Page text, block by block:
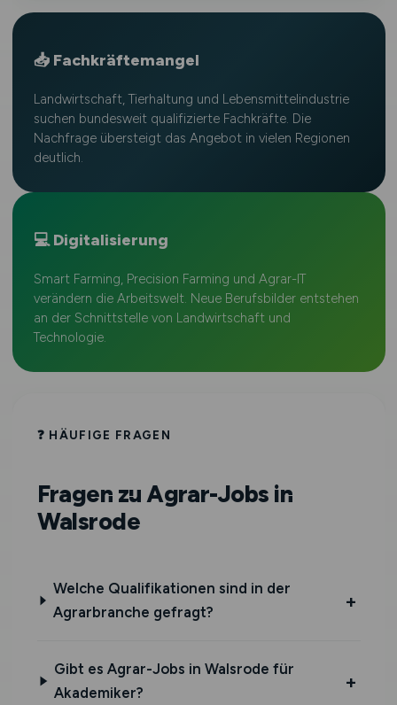
📥 Fachkräftemangel
Landwirtschaft, Tierhaltung und Lebensmittelindustrie
suchen bundesweit qualifizierte Fachkräfte. Die
Nachfrage übersteigt das Angebot in vielen Regionen
deutlich.
💻 Digitalisierung
Smart Farming, Precision Farming und Agrar-IT
verändern die Arbeitswelt. Neue Berufsbilder entstehen
an der Schnittstelle von Landwirtschaft und
Technologie.
❓ HÄUFIGE FRAGEN
Fragen zu Agrar-Jobs in
Walsrode
Welche Qualifikationen sind in der
Agrarbranche gefragt?
Gibt es Agrar-Jobs in Walsrode für
Akademiker?